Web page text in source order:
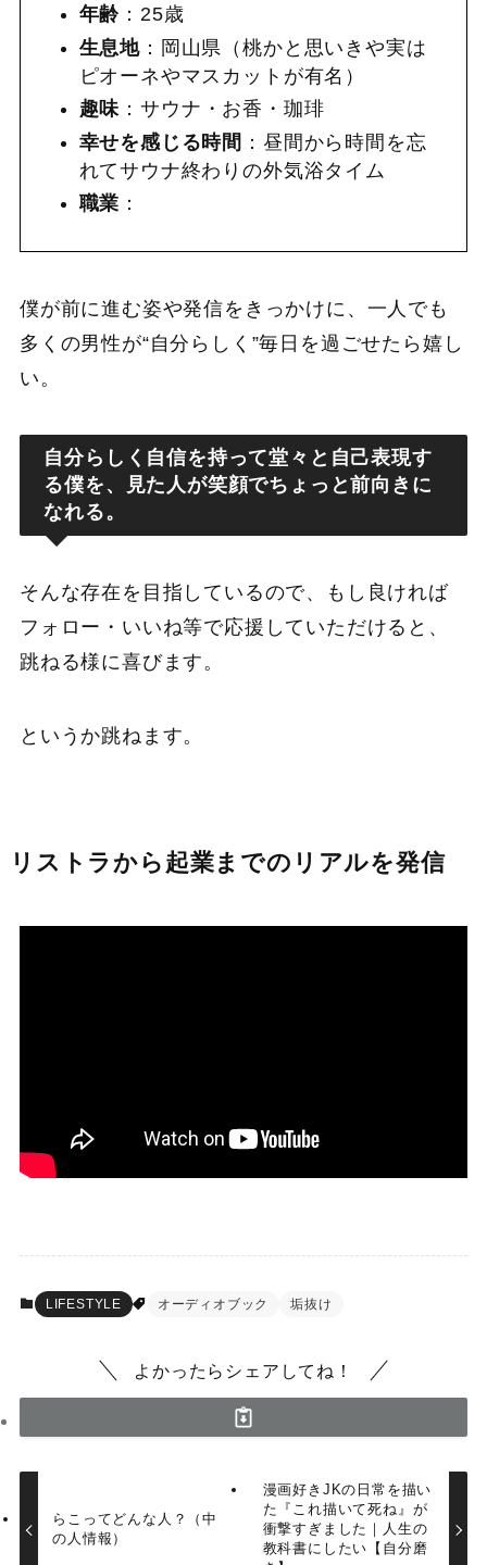
年齢 ：25歳
生息地 ：岡山県（桃かと思いきや実は
ピオーネやマスカットが有名）
趣味 ：サウナ・お香・珈琲
幸せを感じる時間 ：昼間から時間を忘
れてサウナ終わりの外気浴タイム
職業 ：
僕が前に進む姿や発信をきっかけに、一人でも
多くの男性が“自分らしく”毎日を過ごせたら嬉し
い。
自分らしく自信を持って堂々と自己表現す
る僕を、見た人が笑顔でちょっと前向きに
なれる。
そんな存在を目指しているので、もし良ければ
フォロー・いいね等で応援していただけると、
跳ねる様に喜びます。
というか跳ねます。
リストラから起業までのリアルを発信
LIFESTYLE オーディオブック 垢抜け
よかったらシェアしてね！
らこってどんな人？（中
の人情報）
漫画好きJKの日常を描い
た『これ描いて死ね』が
衝撃すぎました｜人生の
教科書にしたい【自分磨